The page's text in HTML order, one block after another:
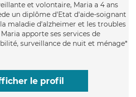
et volontaire, Maria a 4 ans
un diplôme d'Etat d'aide-soignant
maladie d'alzheimer et les troubles
apporte ses services de
surveillance de nuit et ménage*
le profil